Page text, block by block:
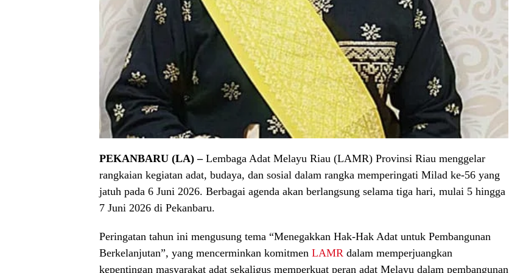
PEKANBARU (LA) –Lembaga Adat Melayu Riau (LAMR) Provinsi Riau menggelar
rangkaian kegiatan adat, budaya, dan sosial dalam rangka memperingati Milad ke-56 yang
jatuh pada 6 Juni 2026. Berbagai agenda akan berlangsung selama tiga hari, mulai 5 hingga
7 Juni 2026 di Pekanbaru.
Peringatan tahun ini mengusung tema “Menegakkan Hak-Hak Adat untuk Pembangunan
Berkelanjutan”, yang mencerminkan komitmen LAMR dalam memperjuangkan
kepentingan masyarakat adat sekaligus memperkuat peran adat Melayu dalam pembangunan